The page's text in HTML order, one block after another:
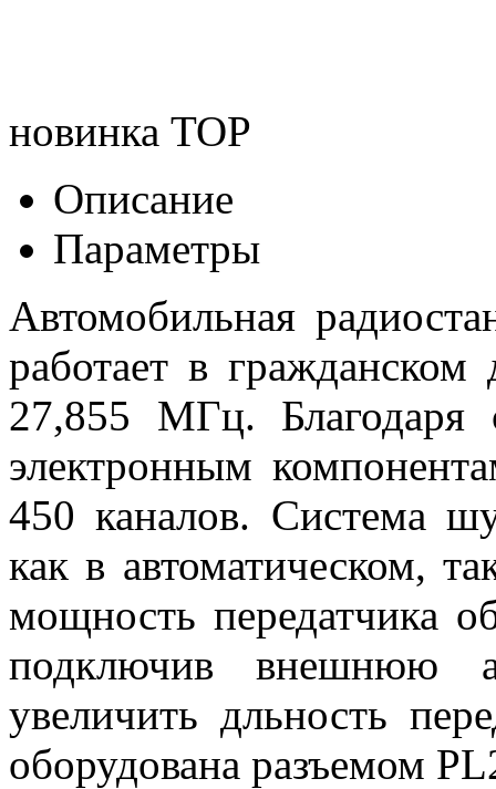
новинка TOP
Описание
Параметры
Автомобильная
работает в гражданском
27,855 МГц. Благодаря
электронным
450 каналов. Система
как в автоматическом,
мощность передатчика
подключив внешнюю
увеличить дльность
оборудована разъемом